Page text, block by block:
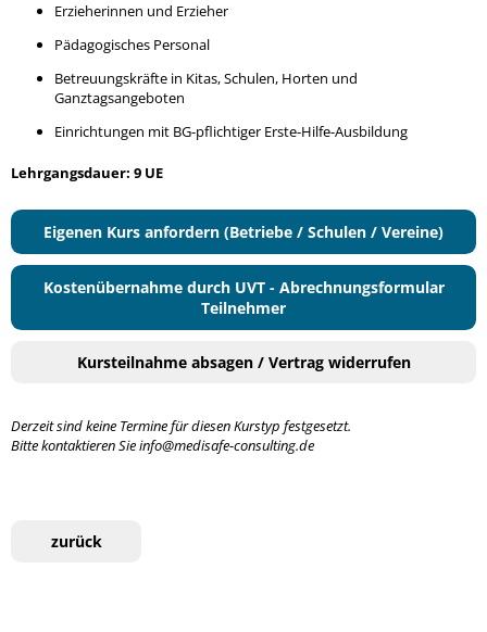
Erzieherinnen und Erzieher
Pädagogisches Personal
Betreuungskräfte in Kitas, Schulen, Horten und
Ganztagsangeboten
Einrichtungen mit BG-pflichtiger Erste-Hilfe-Ausbildung
Lehrgangsdauer: 9 UE
Eigenen Kurs anfordern (Betriebe / Schulen / Vereine)
Kostenübernahme durch UVT - Abrechnungsformular
Teilnehmer
Kursteilnahme absagen / Vertrag widerrufen
Derzeit sind keine Termine für diesen Kurstyp festgesetzt.
Bitte kontaktieren Sie info@medisafe-consulting.de
zurück